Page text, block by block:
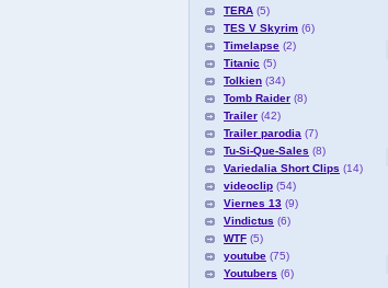
TERA (5)
TES V Skyrim (6)
Timelapse (2)
Titanic (5)
Tolkien (34)
Tomb Raider (8)
Trailer (42)
Trailer parodia (7)
Tu-Si-Que-Sales (8)
Variedalia Short Clips (14)
videoclip (54)
Viernes 13 (9)
Vindictus (6)
WTF (5)
youtube (75)
Youtubers (6)